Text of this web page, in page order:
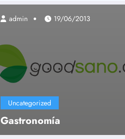
Uncategorized
Gastronomía
admin 19/06/2013